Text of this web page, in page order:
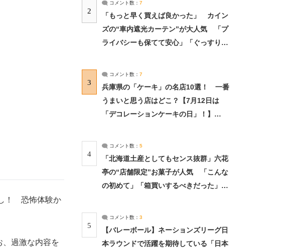
！ 恐怖体験か
過激な内容を
2
コメント数： 7
「もっと早く買えば良かった」 カイン
ズの“車内遮光カーテン”が大人気 「プ
ライバシーも保てて安心」「ぐっすり眠
3
コメント数： 7
兵庫県の「ケーキ」の名店10選！ 一番
うまいと思う店はどこ？【7月12日は
「デコレーションケーキの日」！】
4
コメント数： 5
「北海道土産としてもセンス抜群」六花
亭の“店舗限定”お菓子が人気 「こんな
の初めて」「箱買いするべきだった」
5
コメント数： 3
【バレーボール】ネーションズリーグ日
本ラウンドで活躍を期待している「日本